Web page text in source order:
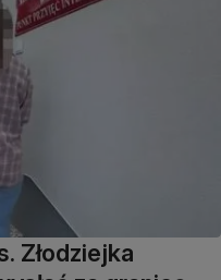
Złodziejka